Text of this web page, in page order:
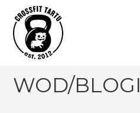
content
WOD/BLOGI